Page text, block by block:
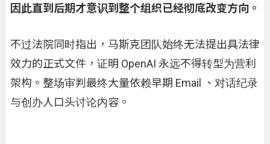
因此直到后期才意识到整个组织已经彻底改变方向。
不过法院同时指出，马斯克团队始终无法提出具法律
效力的正式文件，证明 OpenAI 永远不得转型为营利
架构。整场审判最终大量依赖早期 Email 、对话纪录
与创办人口头讨论内容。